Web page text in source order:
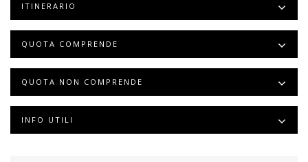
ITINERARIO
QUOTA COMPRENDE
QUOTA NON COMPRENDE
INFO UTILI